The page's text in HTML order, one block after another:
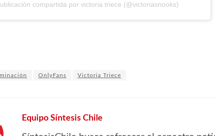
compartida por victoria triece (@victoriasnooks)
OnlyFans Victoria Triece
Equipo Síntesis Chile